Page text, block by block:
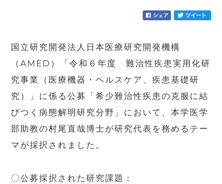
国立研究開発法人日本医療研究開発機構
（AMED）「令和６年度 難治性疾患実用化研
究事業（医療機器・ヘルスケア、疾患基礎研
究）」に係る公募「希少難治性疾患の克服に結
びつく病態解明研究分野」において、本学医学
部助教の村尾直哉博士が研究代表を務めるテー
マが採択されました。
〇公募採択された研究課題：